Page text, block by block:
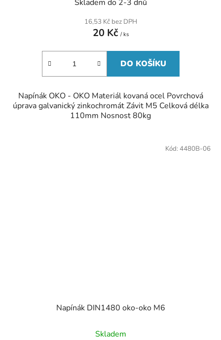
Skladem do 2-3 dnů
16,53 Kč bez DPH
20 Kč / ks
DO KOŠÍKU
Napínák OKO - OKO Materiál kovaná ocel Povrchová
úprava galvanický zinkochromát Závit M5 Celková délka
110mm Nosnost 80kg
Napínák DIN1480 oko-oko M6
Skladem
Kód: 4480B-06